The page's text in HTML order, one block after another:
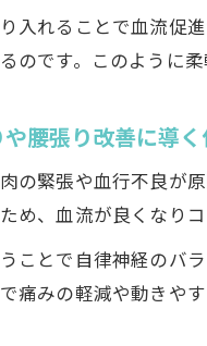
入れることで血流促
のです。このように
腰張り改善に導
の緊張や血行不良が
め、血流が良くなりコ
ことで自律神経のバ
痛みの軽減や動きや